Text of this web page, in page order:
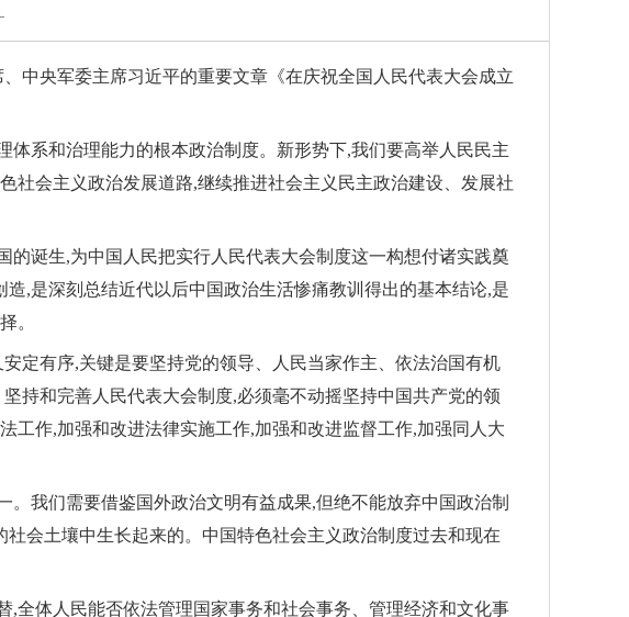
中央军委主席习近平的重要文章《在庆祝全国人民代表大会成立
系和治理能力的根本政治制度。新形势下,我们要高举人民民主
社会主义政治发展道路,继续推进社会主义民主政治建设、发展社
诞生,为中国人民把实行人民代表大会制度这一构想付诸实践奠
,是深刻总结近代以后中国政治生活惨痛教训得出的基本结论,是
。
定有序,关键是要坚持党的领导、人民当家作主、依法治国有机
持和完善人民代表大会制度,必须毫不动摇坚持中国共产党的领
工作,加强和改进法律实施工作,加强和改进监督工作,加强同人大
我们需要借鉴国外政治文明有益成果,但绝不能放弃中国政治制
会土壤中生长起来的。中国特色社会主义政治制度过去和现在
全体人民能否依法管理国家事务和社会事务、管理经济和文化事